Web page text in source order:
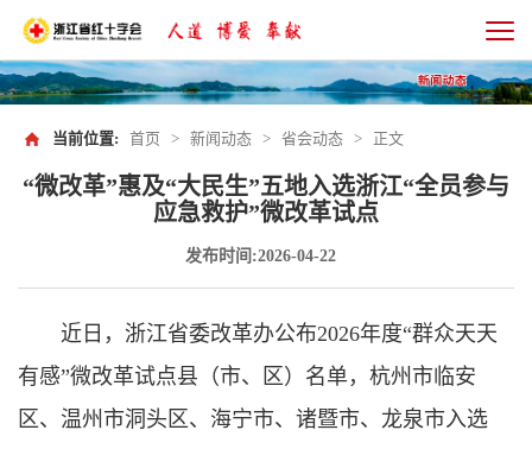
当前位置: 首页 > 新闻动态 > 省会动态 > 正文
“微改革”惠及“大民生”五地入选浙江“全员参与
应急救护”微改革试点
发布时间:2026-04-22
近日，浙江省委改革办公布2026年度“群众天天
有感”微改革试点县（市、区）名单，杭州市临安
区、温州市洞头区、海宁市、诸暨市、龙泉市入选